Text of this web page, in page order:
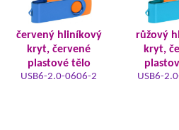
červený hliníkový
kryt, červené
plastové tělo
USB6-2.0-0606-2
růžový
kryt,
USB6-